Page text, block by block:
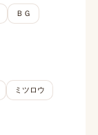
ＢＧ
ミツロウ